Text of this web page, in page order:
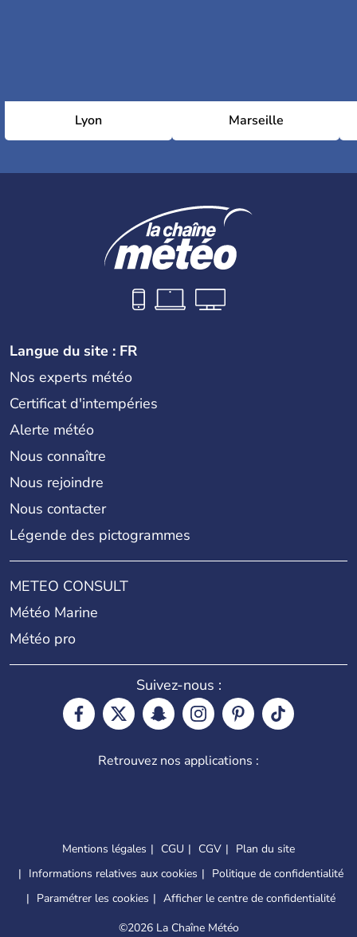
Lyon Marseille
Langue du site : FR
Nos experts météo
Certificat d'intempéries
Alerte météo
Nous connaître
Nous rejoindre
Nous contacter
Légende des pictogrammes
METEO CONSULT
Météo Marine
Météo pro
Suivez-nous :
Retrouvez nos applications :
Mentions légales CGU CGV
Plan du site
Informations relatives aux cookies
Politique de confidentialité
Paramétrer les cookies
Afficher le centre de confidentialité
©2026 La Chaîne Météo